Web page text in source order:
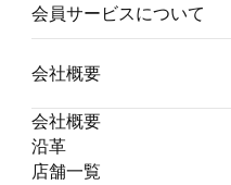
会員サービスについて
会社概要
会社概要
沿革
店舗一覧